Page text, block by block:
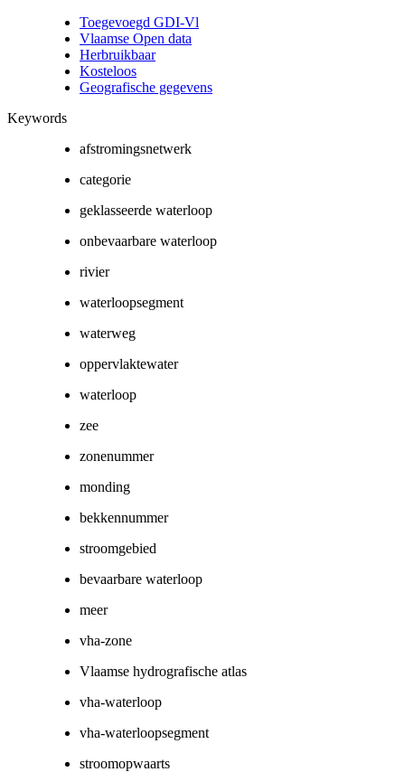
Toegevoegd GDI-Vl
Vlaamse Open data
Herbruikbaar
Kosteloos
Geografische gegevens
Keywords
afstromingsnetwerk
categorie
geklasseerde waterloop
onbevaarbare waterloop
rivier
waterloopsegment
waterweg
oppervlaktewater
waterloop
zee
zonenummer
monding
bekkennummer
stroomgebied
bevaarbare waterloop
meer
vha-zone
Vlaamse hydrografische atlas
vha-waterloop
vha-waterloopsegment
stroomopwaarts